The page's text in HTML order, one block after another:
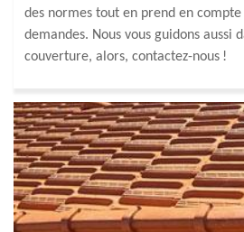
des normes tout en prend en compte
demandes. Nous vous guidons aussi
couverture, alors, contactez-nous !